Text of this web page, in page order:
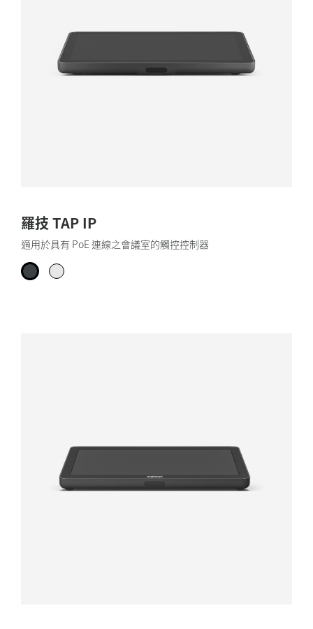
羅技 TAP IP
適用於具有 PoE 連線之會議室的觸控控制器